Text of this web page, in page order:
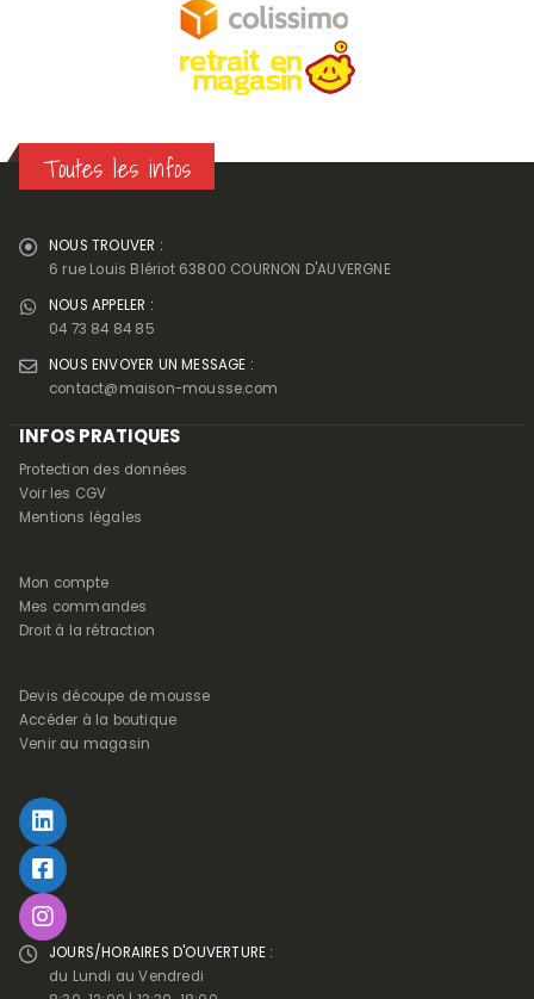
Toutes les infos
NOUS TROUVER :
6 rue Louis Blériot 63800 COURNON D'AUVERGNE
NOUS APPELER :
04 73 84 84 85
NOUS ENVOYER UN MESSAGE :
contact@maison-mousse.com
INFOS PRATIQUES
Protection des données
Voir les CGV
Mentions légales
Mon compte
Mes commandes
Droit à la rétraction
Devis découpe de mousse
Accéder à la boutique
Venir au magasin
JOURS/HORAIRES D'OUVERTURE :
du Lundi au Vendredi